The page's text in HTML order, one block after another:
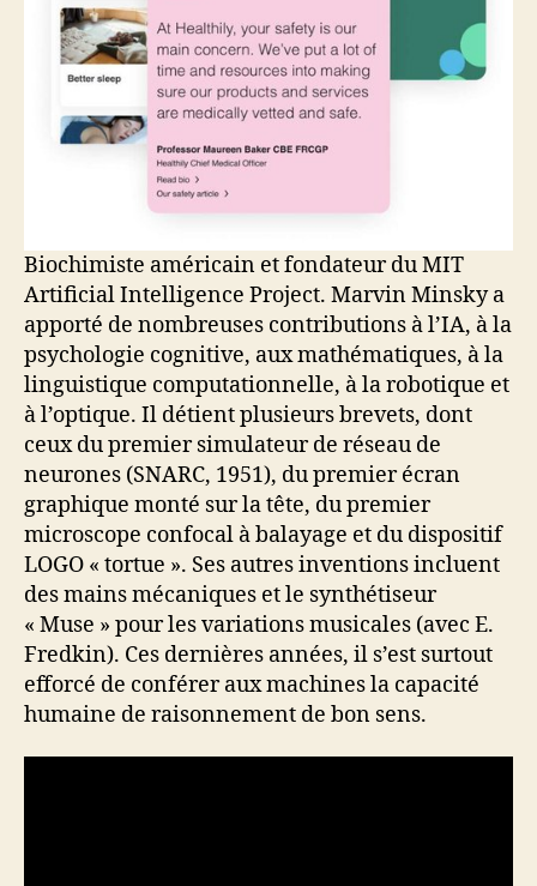
Biochimiste américain et fondateur du MIT
Artificial Intelligence Project. Marvin Minsky a
apporté de nombreuses contributions à l’IA, à la
psychologie cognitive, aux mathématiques, à la
linguistique computationnelle, à la robotique et
à l’optique. Il détient plusieurs brevets, dont
ceux du premier simulateur de réseau de
neurones (SNARC, 1951), du premier écran
graphique monté sur la tête, du premier
microscope confocal à balayage et du dispositif
LOGO « tortue ». Ses autres inventions incluent
des mains mécaniques et le synthétiseur
« Muse » pour les variations musicales (avec E.
Fredkin). Ces dernières années, il s’est surtout
efforcé de conférer aux machines la capacité
humaine de raisonnement de bon sens.